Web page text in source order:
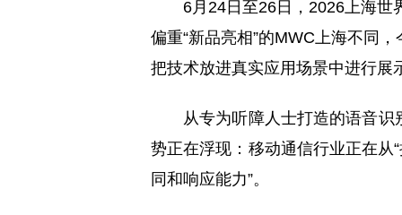
6月24日至26日，2026上海世
偏重“新品亮相”的MWC上海不同
把技术放进真实应用场景中进行展
从专为听障人士打造的语音
势正在浮现：移动通信行业正在从
同和响应能力”。